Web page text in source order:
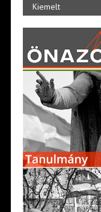
Kiemelt